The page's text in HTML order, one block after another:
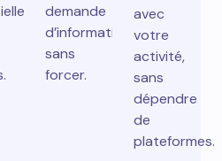
demande
d’information
sans
forcer.
avec
votre
activité,
sans
dépendre
de
plateformes.